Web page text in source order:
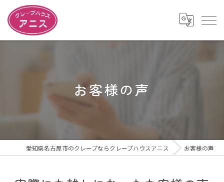
お客様の声
愛知県名古屋市のクレープならクレープハウスアニス お客様の声